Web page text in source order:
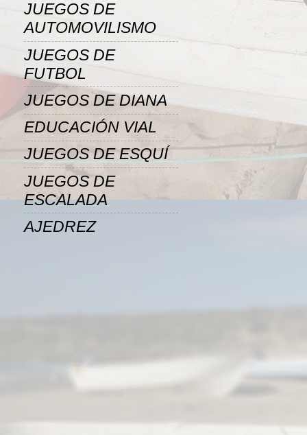
JUEGOS DE
AUTOMOVILISMO
JUEGOS DE
FUTBOL
JUEGOS DE DIANA
EDUCACIÓN VIAL
JUEGOS DE ESQUÍ
JUEGOS DE
ESCALADA
AJEDREZ